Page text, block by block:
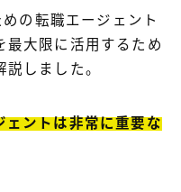
の転職エージェント
最大限に活用するため
しました。
ェントは非常に重要な